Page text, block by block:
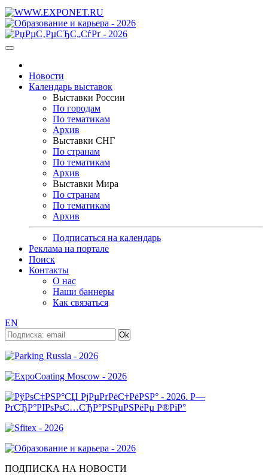
Новости
Календарь выставок
Выставки России
По городам
По тематикам
Архив
Выставки СНГ
По странам
По тематикам
Архив
Выставки Мира
По странам
По тематикам
Архив
Подписаться на календарь
Реклама на портале
Поиск
Контакты
О нас
Наши баннеры
Как связаться
EN
ПОДПИСКА НА НОВОСТИ